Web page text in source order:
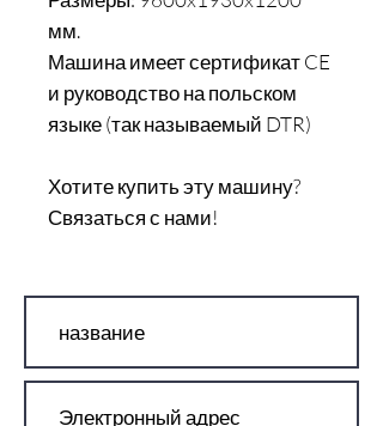
мм.
Машина имеет сертификат CE
и руководство на польском
языке (так называемый DTR)
Хотите купить эту машину?
Связаться с нами!